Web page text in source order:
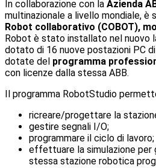
In collaborazione con la Azienda
multinazionale a livello mondiale,
Robot collaborativo (COBOT),
Robot è stato installato nel nuovo
dotato di 16 nuove postazioni PC
dotate del programma
con licenze dalla stessa ABB.
Il programma RobotStudio
ricreare/progettare la
gestire segnali I/O;
programmare il ciclo di lavoro;
effettuare la simulazione
stessa stazione robotica